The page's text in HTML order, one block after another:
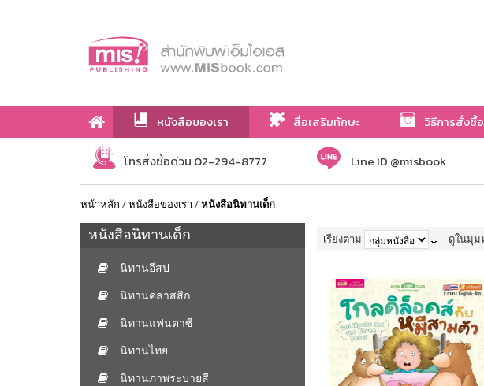
หนังสือของเรา สื่อเสริมทักษะ วิธีการสั่งซื้อ
เกี่ยวกับเรา
โทรสั่งซื้อด่วน 02-294-8777 Line ID @misbook
หน้าหลัก /หนังสือของเรา /หนังสือนิทานเด็ก
หนังสือนิทานเด็ก
นิทานอีสป
นิทานคลาสสิก
นิทานแฟนตาซี
นิทานไทย
นิทานภาพระบายสี
เรียงตาม ดูในมุม